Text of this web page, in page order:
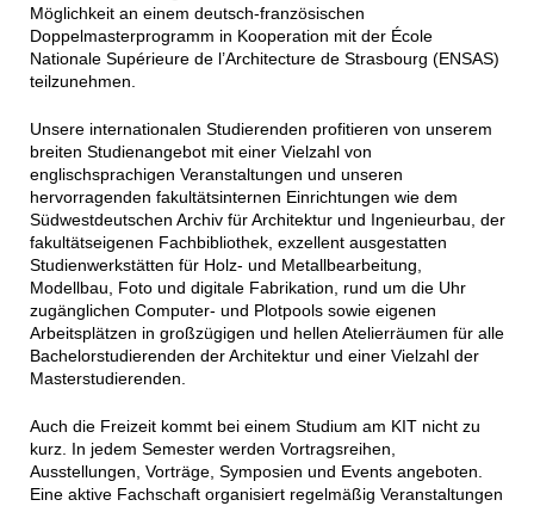
Möglichkeit an einem deutsch-französischen
Doppelmasterprogramm in Kooperation mit der École
Nationale Supérieure de l’Architecture de Strasbourg (ENSAS)
teilzunehmen.
Unsere internationalen Studierenden profitieren von unserem
breiten Studienangebot mit einer Vielzahl von
englischsprachigen Veranstaltungen und unseren
hervorragenden fakultätsinternen Einrichtungen wie dem
Südwestdeutschen Archiv für Architektur und Ingenieurbau, der
fakultätseigenen Fachbibliothek, exzellent ausgestatten
Studienwerkstätten für Holz- und Metallbearbeitung,
Modellbau, Foto und digitale Fabrikation, rund um die Uhr
zugänglichen Computer- und Plotpools sowie eigenen
Arbeitsplätzen in großzügigen und hellen Atelierräumen für alle
Bachelorstudierenden der Architektur und einer Vielzahl der
Masterstudierenden.
Auch die Freizeit kommt bei einem Studium am KIT nicht zu
kurz. In jedem Semester werden Vortragsreihen,
Ausstellungen, Vorträge, Symposien und Events angeboten.
Eine aktive Fachschaft organisiert regelmäßig Veranstaltungen